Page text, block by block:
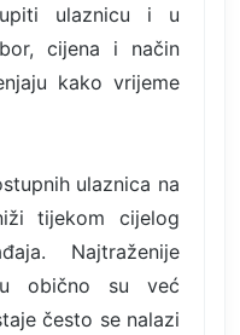
ulaznicu i u
cijena i način
kako vrijeme
ulaznica na
tijekom cijelog
Najtraženije
obično su već
često se nalazi